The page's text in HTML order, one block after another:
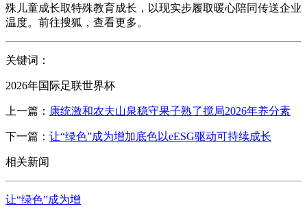
殊儿童成长取特殊教育成长，以现实步履取暖心陪同传送企业
温度。前往搜狐，查看更多。
关键词：
2026年国际足联世界杯
上一篇： 康统激和农夫山泉稳守果子熟了搅局2026年养分素
下一篇： 让“绿色”成为增加底色以eESG驱动可持续成长
相关新闻
让“绿色”成为增